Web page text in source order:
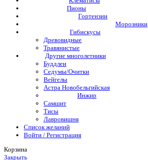
Пионы
Гортензии
Морозники
Гибискусы
Древовидные
Травянистые
Другие многолетники
Буддлеи
Седумы/Очитки
Вейгелы
Астра Новобельгийская
Инжир
Самшит
Тисы
Лавровишня
Список желаний
Войти / Регистрация
Корзина
Закрыть